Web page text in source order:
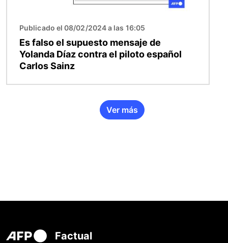
Publicado el 08/02/2024 a las 16:05
Es falso el supuesto mensaje de
Yolanda Díaz contra el piloto español
Carlos Sainz
Ver más
Factual